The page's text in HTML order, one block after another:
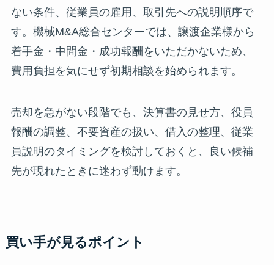
ない条件、従業員の雇用、取引先への説明順序で
す。機械M&A総合センターでは、譲渡企業様から
着手金・中間金・成功報酬をいただかないため、
費用負担を気にせず初期相談を始められます。
売却を急がない段階でも、決算書の見せ方、役員
報酬の調整、不要資産の扱い、借入の整理、従業
員説明のタイミングを検討しておくと、良い候補
先が現れたときに迷わず動けます。
買い手が見るポイント